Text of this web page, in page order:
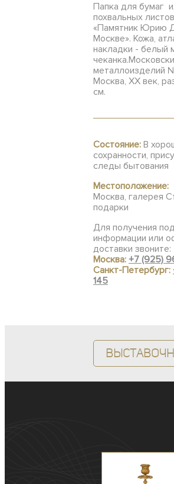
Папка для бумаг
похвальных
«Памятник Юрию
Москве». Кожа,
накладки - белый
металлоизделий
Москва, ХХ век,
см.
Состояние: В
сохранности,
следы бытования
Местоположение:
Москва, галерея
подарки
Для получения
информации или
доставки звоните:
Москва: +7 (925)
Санкт-Петербург:
145